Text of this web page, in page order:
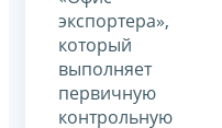
экспортера»,
который
выполняет
первичную
контрольную